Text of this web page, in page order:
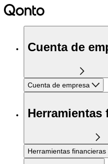
Cuenta de
Cuenta de empresa
Herramientas
Herramientas financieras